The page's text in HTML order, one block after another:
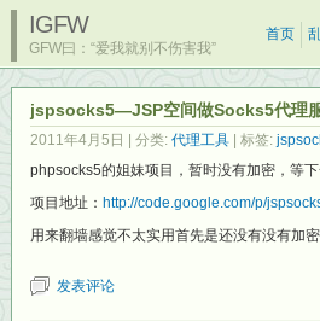
IGFW
GFW曰：“爱我就别不伤害我”
首页
jspsocks5—JSP空间做Socks5代理
2011年4月5日 | 分类: 代理工具 | 标签:
phpsocks5的姐妹项目，暂时没有加密，等
项目地址： http://code.google.com/p/
用来翻墙感觉不太实用首先是还没有没有加
发表评论